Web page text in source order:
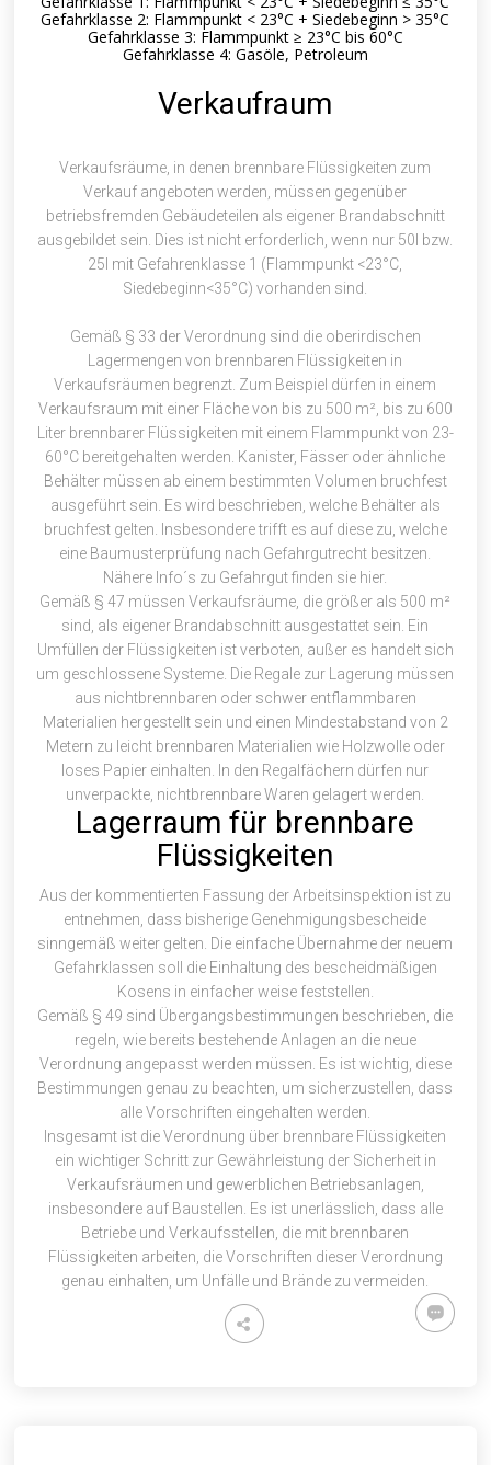
Gefahrklasse 2: Flammpunkt < 23°C + Siedebeginn > 35°C
Gefahrklasse 3: Flammpunkt ≥ 23°C bis 60°C
Gefahrklasse 4: Gasöle, Petroleum
Verkaufraum
Verkaufsräume, in denen brennbare Flüssigkeiten zum
Verkauf angeboten werden, müssen gegenüber
betriebsfremden Gebäudeteilen als eigener Brandabschnitt
ausgebildet sein. Dies ist nicht erforderlich, wenn nur 50l bzw.
25l mit Gefahrenklasse 1 (Flammpunkt <23°C,
Siedebeginn<35°C) vorhanden sind.
Gemäß § 33 der Verordnung sind die oberirdischen
Lagermengen von brennbaren Flüssigkeiten in
Verkaufsräumen begrenzt. Zum Beispiel dürfen in einem
Verkaufsraum mit einer Fläche von bis zu 500 m², bis zu 600
Liter brennbarer Flüssigkeiten mit einem Flammpunkt von 23-
60°C bereitgehalten werden. Kanister, Fässer oder ähnliche
Behälter müssen ab einem bestimmten Volumen bruchfest
ausgeführt sein. Es wird beschrieben, welche Behälter als
bruchfest gelten. Insbesondere trifft es auf diese zu, welche
eine Baumusterprüfung nach Gefahrgutrecht besitzen.
Nähere Info´s zu Gefahrgut finden sie hier.
Gemäß § 47 müssen Verkaufsräume, die größer als 500 m²
sind, als eigener Brandabschnitt ausgestattet sein. Ein
Umfüllen der Flüssigkeiten ist verboten, außer es handelt sich
um geschlossene Systeme. Die Regale zur Lagerung müssen
aus nichtbrennbaren oder schwer entflammbaren
Materialien hergestellt sein und einen Mindestabstand von 2
Metern zu leicht brennbaren Materialien wie Holzwolle oder
loses Papier einhalten. In den Regalfächern dürfen nur
unverpackte, nichtbrennbare Waren gelagert werden.
Lagerraum für brennbare
Flüssigkeiten
Aus derkommentierten Fassung der Arbeitsinspektion ist zu
entnehmen, dass bisherige Genehmigungsbescheide
sinngemäß weiter gelten. Die einfache Übernahme der neuem
Gefahrklassen soll die Einhaltung des bescheidmäßigen
Kosens in einfacher weise feststellen.
Gemäß § 49 sind Übergangsbestimmungen beschrieben, die
regeln, wie bereits bestehende Anlagen an die neue
Verordnung angepasst werden müssen. Es ist wichtig, diese
Bestimmungen genau zu beachten, um sicherzustellen, dass
alle Vorschriften eingehalten werden.
Insgesamt ist die Verordnung über brennbare Flüssigkeiten
ein wichtiger Schritt zur Gewährleistung der Sicherheit in
Verkaufsräumen und gewerblichen Betriebsanlagen,
insbesondere auf Baustellen. Es ist unerlässlich, dass alle
Betriebe und Verkaufsstellen, die mit brennbaren
Flüssigkeiten arbeiten, die Vorschriften dieser Verordnung
genau einhalten, um Unfälle und Brände zu vermeiden.